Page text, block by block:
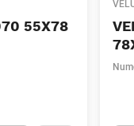
55X78